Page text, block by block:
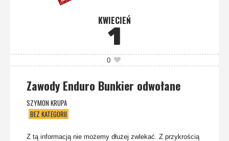
KWIECIEŃ
1
0
Zawody Enduro Bunkier odwołane
SZYMON KRUPA
BEZ KATEGORII
Z tą informacją nie możemy dłużej zwlekać. Z przykrością